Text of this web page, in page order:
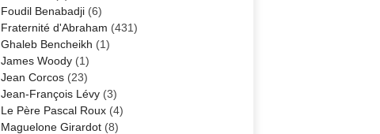
Foudil Benabadji(6)
Fraternité d'Abraham (431)
Ghaleb Bencheikh (1)
James Woody(1)
Jean Corcos(23)
Jean-François Lévy(3)
Le Père Pascal Roux(4)
Maguelone Girardot(8)